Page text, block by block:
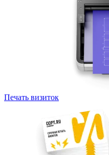
Печать визиток